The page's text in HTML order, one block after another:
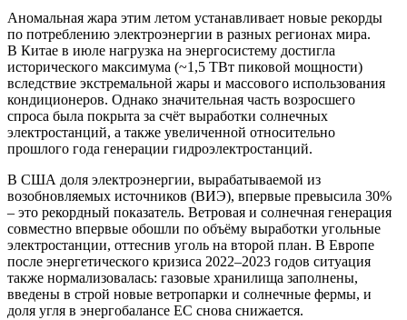
Аномальная жара этим летом устанавливает новые рекорды
по потреблению электроэнергии в разных регионах мира.
В Китае в июле нагрузка на энергосистему достигла
исторического максимума (~1,5 ТВт пиковой мощности)
вследствие экстремальной жары и массового использования
кондиционеров. Однако значительная часть возросшего
спроса была покрыта за счёт выработки солнечных
электростанций, а также увеличенной относительно
прошлого года генерации гидроэлектростанций.
В США доля электроэнергии, вырабатываемой из
возобновляемых источников (ВИЭ), впервые превысила 30%
– это рекордный показатель. Ветровая и солнечная генерация
совместно впервые обошли по объёму выработки угольные
электростанции, оттеснив уголь на второй план. В Европе
после энергетического кризиса 2022–2023 годов ситуация
также нормализовалась: газовые хранилища заполнены,
введены в строй новые ветропарки и солнечные фермы, и
доля угля в энергобалансе ЕС снова снижается.